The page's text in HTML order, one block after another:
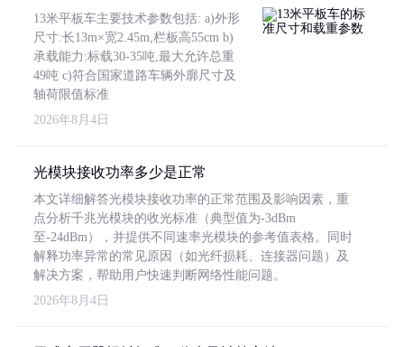
13米平板车主要技术参数包括: a)外形
尺寸:长13m×宽2.45m,栏板高55cm b)
承载能力:标载30-35吨,最大允许总重
49吨 c)符合国家道路车辆外廓尺寸及
轴荷限值标准
2026年8月4日
光模块接收功率多少是正常
本文详细解答光模块接收功率的正常范围及影响因素，重
点分析千兆光模块的收光标准（典型值为-3dBm
至-24dBm），并提供不同速率光模块的参考值表格。同时
解释功率异常的常见原因（如光纤损耗、连接器问题）及
解决方案，帮助用户快速判断网络性能问题。
2026年8月4日